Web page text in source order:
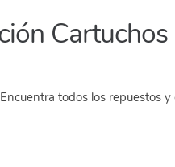
Encuentra todos los repuestos